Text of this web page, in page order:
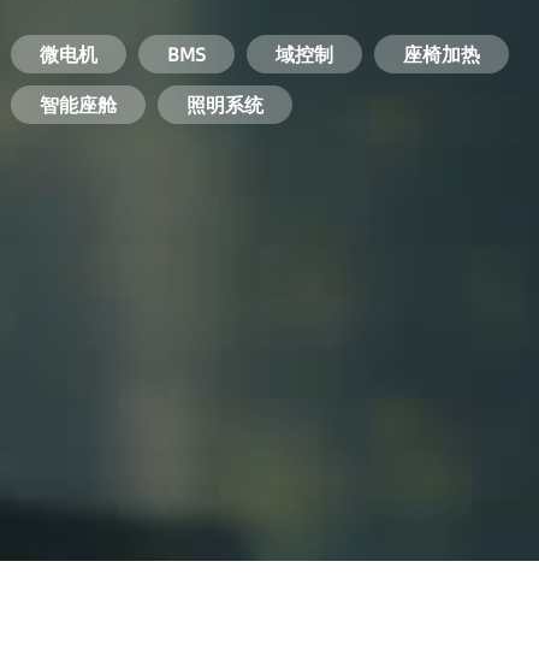
微电机 BMS 域控制
座椅加热
智能座舱
照明系统
电池管理系统
储能逆变器
工业电焊机 变频器
电机驱动
安防摄像头
开关电源 手机充电器
服务器电源
PC电源
电脑 手机 基站 机顶盒
智能农业 智能医疗
智能交通
智能家居